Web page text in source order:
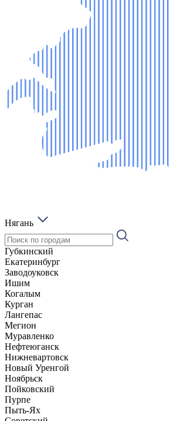
Нягань
Губкинский
Екатеринбург
Заводоуковск
Ишим
Когалым
Курган
Лангепас
Мегион
Муравленко
Нефтеюганск
Нижневартовск
Новый Уренгой
Ноябрьск
Пойковский
Пурпе
Пыть-Ях